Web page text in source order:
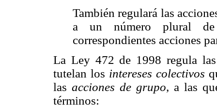
También regulará las
a un número plural
correspondientes acciones
La Ley 472 de 1998 regula
tutelan los intereses colectivos
las acciones de grupo, a las
términos: